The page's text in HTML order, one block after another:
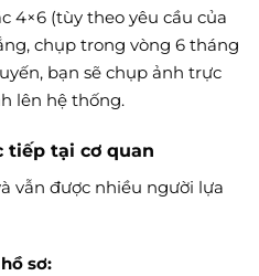
4×6 (tùy theo yêu cầu của
chụp trong vòng 6 tháng
bạn sẽ chụp ảnh trực
lên hệ thống.
tiếp tại cơ quan
vẫn được nhiều người lựa
sơ: